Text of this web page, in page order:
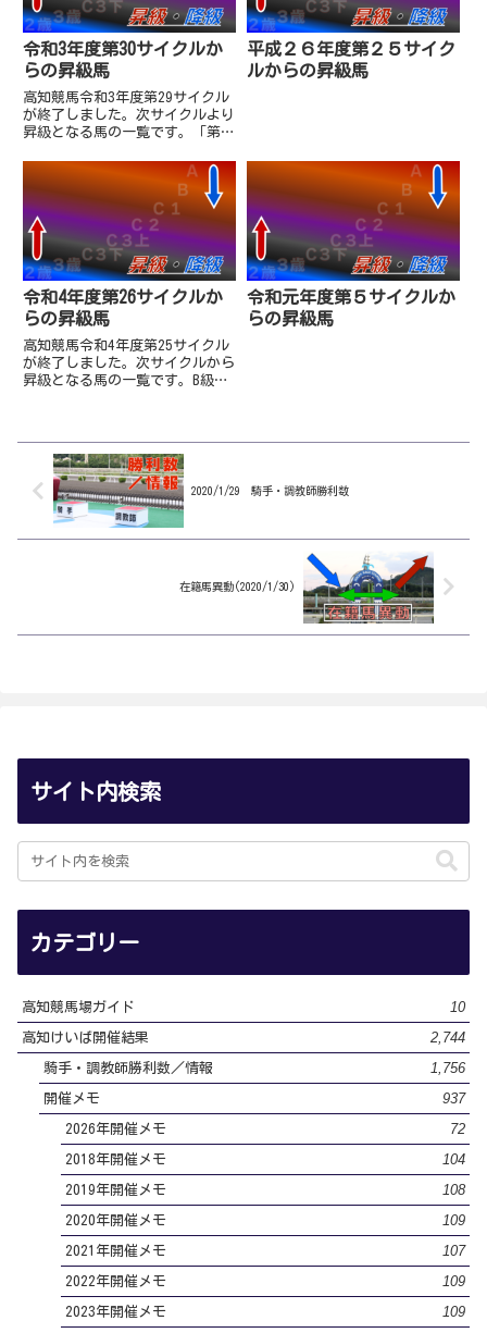
令和3年度第30サイクルか
らの昇級馬
高知競馬令和3年度第29サイクル
が終了しました。次サイクルより
昇級となる馬の一覧です。「第
リンスカイはC3上からC1へ2段階
アップ、2着ヴェレノと3着ガル
ボマンボ、5着フィールマイラヴ
は入着賞金で格付が上がって...
平成２６年度第２５サイク
ルからの昇級馬
令和4年度第26サイクルか
らの昇級馬
高知競馬令和4年度第25サイクル
が終了しました。次サイクルから
昇級となる馬の一覧です。B級選
9,300,000－(2,...
令和元年度第５サイクルか
らの昇級馬
2020/1/29 騎手・調教師勝利数
在籍馬異動(2020/1/30)
サイト内検索
カテゴリー
高知競馬場ガイド 10
高知けいば開催結果 2,744
騎手・調教師勝利数／情報 1,756
開催メモ 937
2026年開催メモ 72
2018年開催メモ 104
2019年開催メモ 108
2020年開催メモ 109
2021年開催メモ 107
2022年開催メモ 109
2023年開催メモ 109